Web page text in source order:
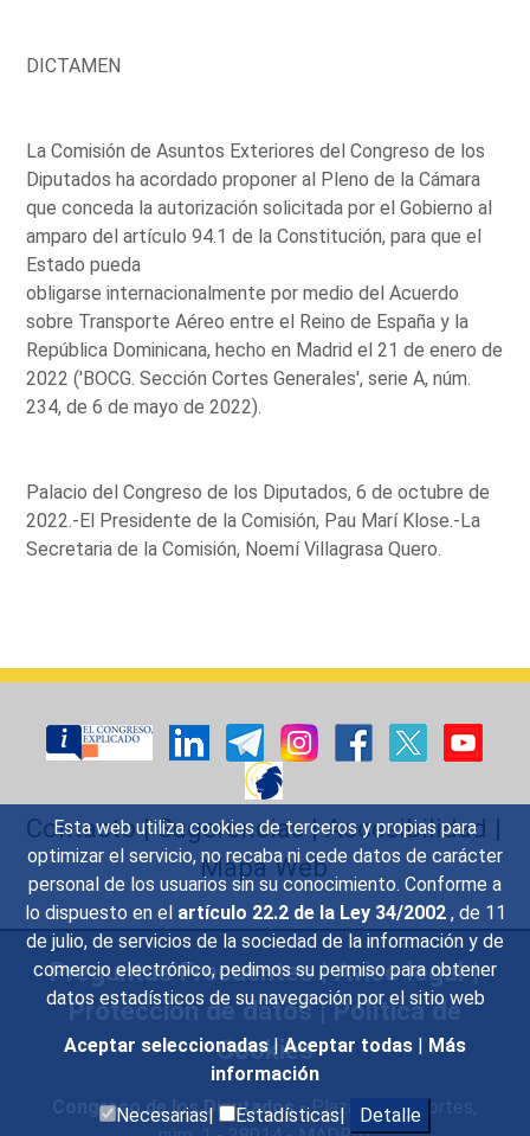
Esta web utiliza cookies de terceros y propias para
optimizar el servicio, no recaba ni cede datos de carácter
personal de los usuarios sin su conocimiento. Conforme a
lo dispuesto en el artículo 22.2 de la Ley 34/2002 , de 11
de julio, de servicios de la sociedad de la información y de
comercio electrónico, pedimos su permiso para obtener
datos estadísticos de su navegación por el sitio web
Aceptar seleccionadas | Aceptar todas | Más
información
Necesarias|
Estadísticas| Detalle
DICTAMEN
La Comisión de Asuntos Exteriores del Congreso de los
Diputados ha acordado proponer al Pleno de la Cámara
que conceda la autorización solicitada por el Gobierno al
amparo del artículo 94.1 de la Constitución, para que el
Estado pueda
obligarse internacionalmente por medio del Acuerdo
sobre Transporte Aéreo entre el Reino de España y la
República Dominicana, hecho en Madrid el 21 de enero de
2022 ('BOCG. Sección Cortes Generales', serie A, núm.
234, de 6 de mayo de 2022).
Palacio del Congreso de los Diputados, 6 de octubre de
2022.-El Presidente de la Comisión, Pau Marí Klose.-La
Secretaria de la Comisión, Noemí Villagrasa Quero.
Contacto|Sugerencias|Accesibilidad |
Mapa Web
Preguntas Frecuentes|Aviso legal|
Protección de datos|Política de
Cookies
Congreso de los Diputados- Plaza de las Cortes,